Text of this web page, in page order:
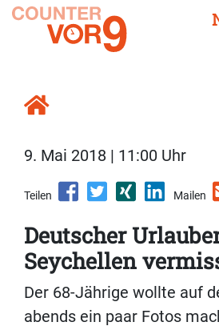
9. Mai 2018 | 11:00 Uhr
Teilen Mailen
Deutscher
Seychellen
Der 68-Jährige wollte auf
abends ein paar Fotos